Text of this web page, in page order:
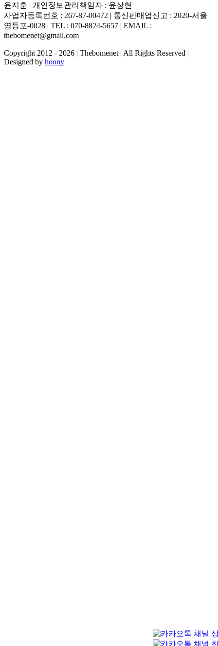
윤지훈 | 개인정보관리책임자 : 윤상현
사업자등록번호 : 267-87-00472 | 통신판매업신고 : 2020-서울
영등포-0028 | TEL : 070-8824-5657 | EMAIL :
thebomenet@gmail.com
Copyright 2012 - 2026 | Thebomenet | All Rights Reserved |
Designed by hoony